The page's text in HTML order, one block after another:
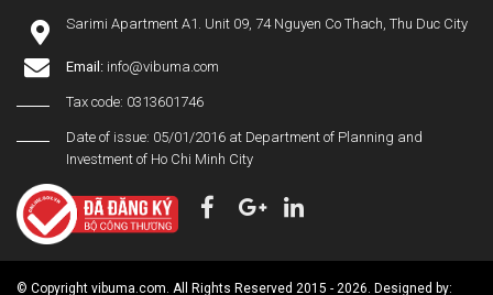
Sarimi Apartment A1. Unit 09, 74 Nguyen Co Thach, Thu Duc City
Email: info@vibuma.com
Tax code: 0313601746
Date of issue: 05/01/2016 at Department of Planning and
Investment of Ho Chi Minh City
© Copyright vibuma.com. All Rights Reserved 2015 - 2026. Designed by: